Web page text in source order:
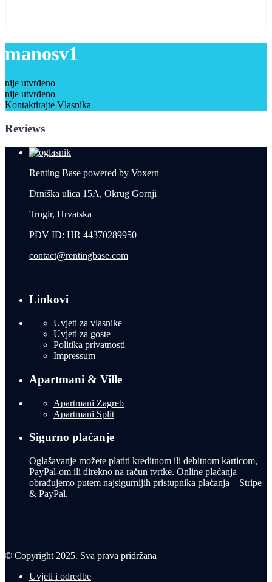
manosv1
nije utvrđeno
nije utvrđeno
Kontaktirajte Vlasnika
Reviews
Renting Base powered by Voxern
Drniška ulica 15A, Okrug Gornji
Trogir, Hrvatska
PDV ID: HR 44370289950
contact@rentingbase.com
Linkovi
Uvjeti za vlasnike
Uvjeti za goste
Politika privatnosti
Impressum
Apartmani & Ville
Apartmani Zagreb
Apartmani Split
Sigurno plaćanje
Oglašavanje možete platiti kreditnom ili debitnom karticom,
PayPal-om ili direkno na račun tvrtke. Online plaćanja
obrađujemo putem najsigurnijih pristupnika plaćanja – Stripe
& PayPal.
© Copyright 2025. Sva prava pridržana
Uvjeti i odredbe